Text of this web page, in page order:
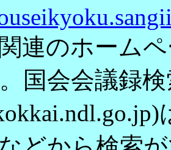
連のホーム
国会会議録